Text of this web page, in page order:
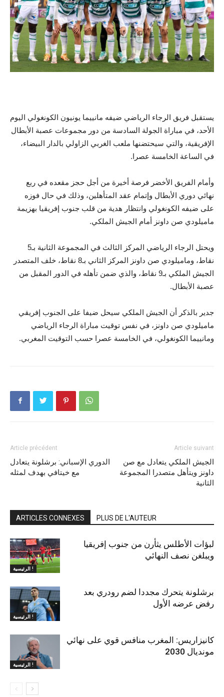
يستقبل فريق الرجاء الرياضي ضيفه مانييما يونيون الكونغولي اليوم
الأحد، في مباراة الجولة السادسة من دور مجموعات عصبة الأبطال
الإفريقية، والتي سيحتضنها ملعب الغربي الزاولي بالدار البيضاء،
في الساعة الخامسة عصرا.
وأمام الفريق الأخضر فرصة أخيرة من أجل حجز مقعده في ربع
نهائي دوري الأبطال وإتمام عقد المتأهلين، وذلك في حال فوزه
على ضيفه الكونغولي وانتظار هدية من قلب جنوب إفريقيا بهزيمة
ماميلودي صن داونز أمام الجيش الملكي.
ويحتل الرجاء الرياضي المركز الثالث في المجموعة الثانية بـ5
نقاط، وماميلودي صن داونز المركز الثاني بـ8 نقاط، خلف المتصدر
الجيش الملكي بـ9 نقاط، والذي ضمن تأهله في الدور المقبل من
عصبة الأبطال.
جدير بالذكر أن الجيش الملكي سيحل ضيفا على الجنوب إفريقي
ماميلودي صن داونز، في نفس توقيت مباراة الرجاء الرياضي
ومانييما الكونغولي، في الخامسة عصرا حسب التوقيت المغربي.
Article précédent
الدوري الإسباني: برشلونة يتعادل
مع خيتافي بهدف لمثله
Article suivant
الجيش الملكي يتعادل مع صن
داونز ويتأهل متصدرا المجموعة
الثانية
ARTICLES CONNEXES PLUS DE L'AUTEUR
الرئيسية !
لبؤات الأطلس يثأرن من جنوب إفريقيا
ويبلغن نصف النهائي
الرئيسية !
برشلونة يتحرك مجددا لضم رودري بعد
رفض عرضه الأول
الرئيسية !
كانيزاريس: المغرب منافس قوي على نهائي
مونديال 2030